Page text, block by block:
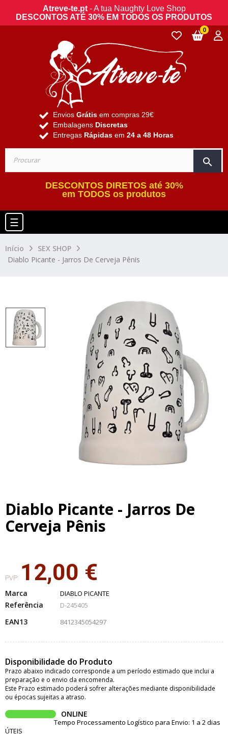
Atreve-te.pt- A tua Naughty Love Shop
DESCONTOS ATÉ 30% EM TODOS OS PRODUTOS
Envios Grátis em compras 29€
Embalagens Discretas
Entregas Rápidas em 24 a 48 Horas
search
0
DESCONTOS DIRETOS até 30%
em TODOS os produtos
Toggle navigation
☰
Início
SEX SHOP
Diablo Picante - Jarros De Cerveja Pênis
Diablo Picante - Jarros De
Cerveja Pênis
PVP: 12,00 €
Marca DIABLO PICANTE
Referência D-245405
EAN13 8412345054297
Disponibilidade do Produto
Prazo abaixo indicado corresponde a um período estimado que inclui a
preparação e o envio da encomenda.
Este Prazo estimado poderá sofrer alterações mediante disponibilidade
ou épocas sujeitas a atraso.
ONLINE
Tempo Processamento Logístico para Envio: 1 a 2 dias
ÚTEIS